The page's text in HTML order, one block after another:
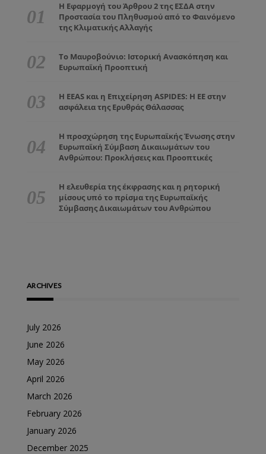
Η Εφαρμογή του Άρθρου 2 της ΕΣΔΑ στην
Προστασία του Πληθυσμού από το Φαινόμενο
της Κλιματικής Αλλαγής
Το Μαυροβούνιο: Ιστορική Ανασκόπηση και
Ευρωπαϊκή Προοπτική
Η EEAS και η Επιχείρηση ASPIDES: Η ΕΕ στην
ασφάλεια της Ερυθράς Θάλασσας
Η προσχώρηση της Ευρωπαϊκής Ένωσης στην
Ευρωπαϊκή Σύμβαση Δικαιωμάτων του
Ανθρώπου: Προκλήσεις και Προοπτικές
Η ελευθερία της έκφρασης και η ρητορική
μίσους υπό το πρίσμα της Ευρωπαϊκής
Σύμβασης Δικαιωμάτων του Ανθρώπου
ARCHIVES
July 2026
June 2026
May 2026
April 2026
March 2026
February 2026
January 2026
December 2025